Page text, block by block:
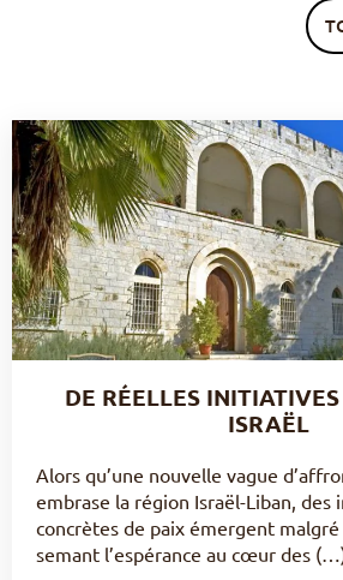
DE RÉELLES
ISRAËL
Alors qu’une nouvelle vague
embrase la région Israël-Liban, des
concrètes de paix émergent
semant l’espérance au cœur des